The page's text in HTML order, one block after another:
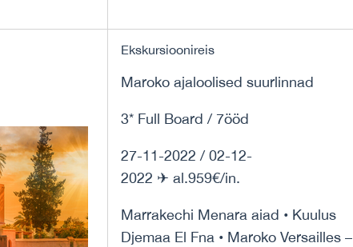
Ekskursioonireis
Maroko ajaloolised suurlinnad
3* Full Board / 7ööd
27-11-2022 / 02-12-
2022 ✈ al.959€/in.
Marrakechi Menara aiad • Kuulus
Djemaa El Fna • Maroko Versailles –